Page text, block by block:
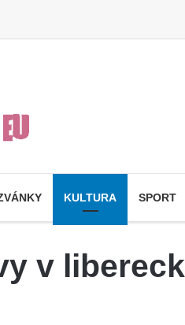
KULTURA SPORT
v